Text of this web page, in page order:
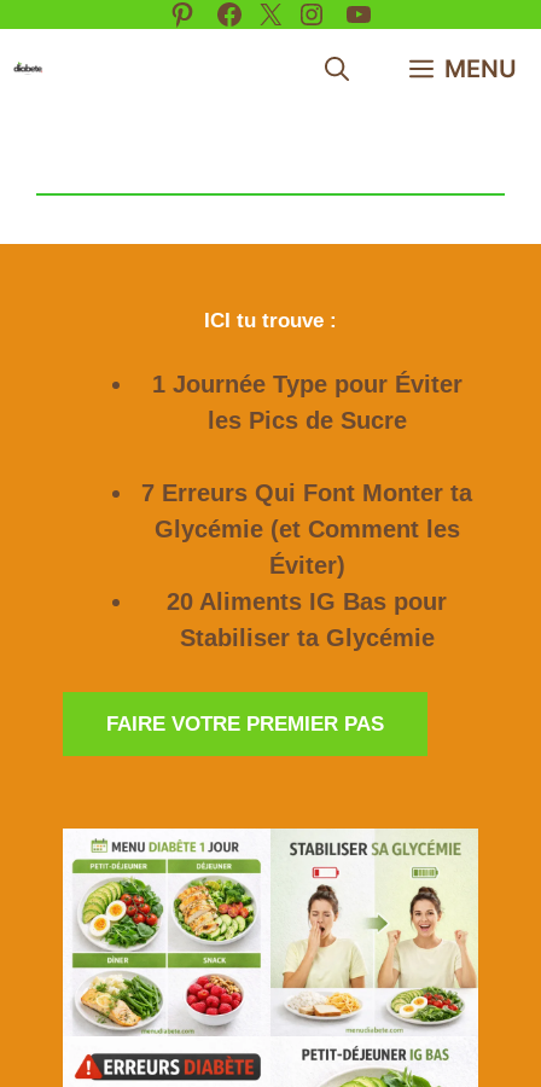
Aller
contenu
Pinterest
Facebook
X Instagram
YouTube
MENU
ICI tu trouve :
1 Journée Type pour Éviter
les Pics de Sucre
7 Erreurs Qui Font Monter ta
Glycémie (et Comment les
Éviter)
20 Aliments IG Bas pour
Stabiliser ta Glycémie
FAIRE VOTRE PREMIER PAS